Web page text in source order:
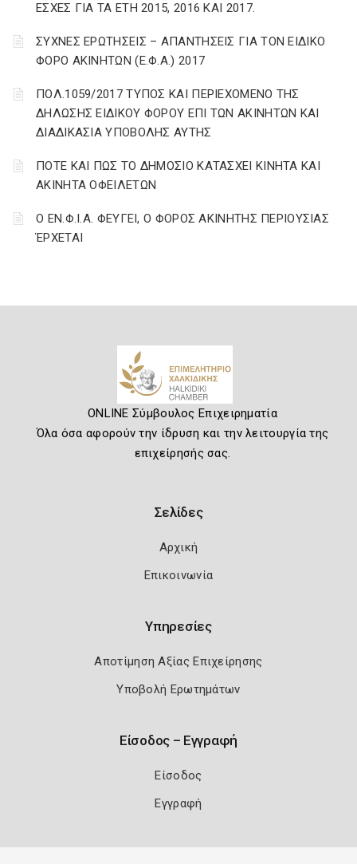
ΕΣΧΕΣ ΓΙΑ ΤΑ ΕΤΗ 2015, 2016 ΚΑΙ 2017.
ΣΥΧΝΕΣ ΕΡΩΤΗΣΕΙΣ – ΑΠΑΝΤΗΣΕΙΣ ΓΙΑ ΤΟΝ ΕΙΔΙΚΟ
ΦΟΡΟ ΑΚΙΝΗΤΩΝ (Ε.Φ.Α.) 2017
ΠΟΛ.1059/2017 ΤΥΠΟΣ ΚΑΙ ΠΕΡΙΕΧΟΜΕΝΟ ΤΗΣ
ΔΗΛΩΣΗΣ ΕΙΔΙΚΟΥ ΦΟΡΟΥ ΕΠΙ ΤΩΝ ΑΚΙΝΗΤΩΝ ΚΑΙ
ΔΙΑΔΙΚΑΣΙΑ ΥΠΟΒΟΛΗΣ ΑΥΤΗΣ
ΠΟΤΕ ΚΑΙ ΠΩΣ ΤΟ ΔΗΜΟΣΙΟ ΚΑΤΑΣΧΕΙ ΚΙΝΗΤΑ ΚΑΙ
ΑΚΙΝΗΤΑ ΟΦΕΙΛΕΤΩΝ
Ο ΕΝ.Φ.Ι.Α. ΦΕΥΓΕΙ, Ο ΦΟΡΟΣ ΑΚΙΝΗΤΗΣ ΠΕΡΙΟΥΣΙΑΣ
ΈΡΧΕΤΑΙ
ONLINE Σύμβουλος Επιχειρηματία
Όλα όσα αφορούν την ίδρυση και την λειτουργία της
επιχείρησής σας.
Σελίδες
Αρχική
Επικοινωνία
Υπηρεσίες
Αποτίμηση Αξίας Επιχείρησης
Υποβολή Ερωτημάτων
Είσοδος – Εγγραφή
Είσοδος
Εγγραφή